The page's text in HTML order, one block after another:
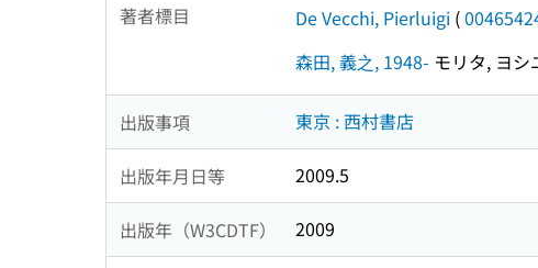
著者標目 De Vecchi, Pierluigi (
森田, 義之, 1948- モリタ, ヨシ
出版事項 東京 : 西村書店
出版年月日等 2009.5
出版年（W3CDTF） 2009